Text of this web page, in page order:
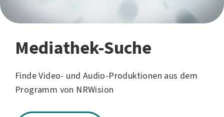
Mediathek-Suche
Finde Video- und Audio-Produktionen aus dem
Programm von NRWision